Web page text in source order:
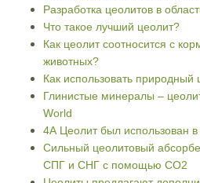
Разработка цеолитов в
Что такое лучший цеолит?
Как цеолит соотносится с
животных?
Как использовать природный
Глинистые минералы –
World
4А Цеолит был использован
Сильный цеолитовый
СПГ и СНГ с помощью CO2